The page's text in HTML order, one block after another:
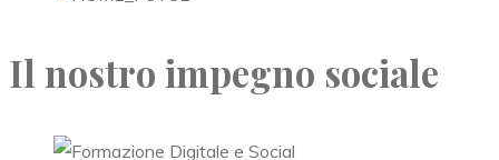
Il nostro impegno sociale